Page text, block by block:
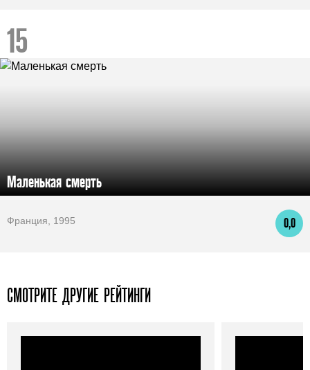
Маленькая смерть
0,0
Франция, 1995
СМОТРИТЕ ДРУГИЕ РЕЙТИНГИ